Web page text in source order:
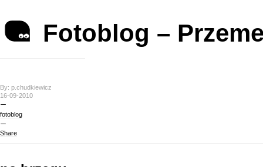
Fotoblog –
By: p.chudkiewicz
16-09-2010
fotoblog
Share